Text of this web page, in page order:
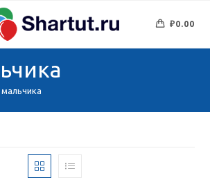
₽0.00